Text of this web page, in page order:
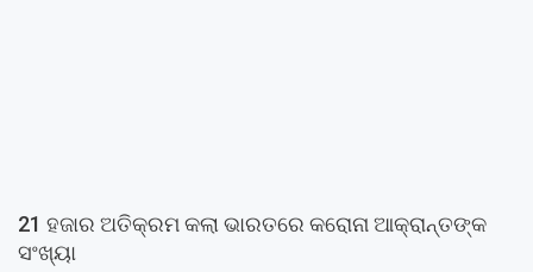
21 ହଜାର ଅତିକ୍ରମ କଲା ଭାରତରେ କରୋନା ଆକ୍ରାନ୍ତଙ୍କ
ସଂଖ୍ୟା